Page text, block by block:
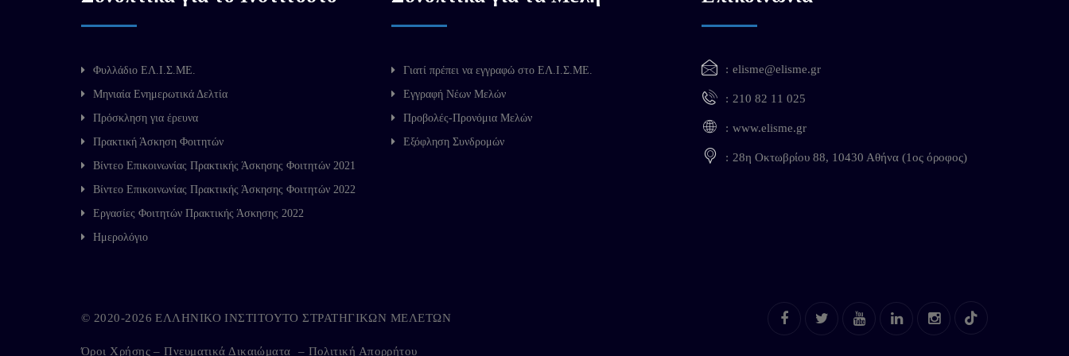
Φυλλάδιο ΕΛ.Ι.Σ.ΜΕ.
Μηνιαία Ενημερωτικά Δελτία
Πρόσκληση για έρευνα
Πρακτική Άσκηση Φοιτητών
Βίντεο Επικοινωνίας Πρακτικής Άσκησης Φοιτητών 2021
Βίντεο Επικοινωνίας Πρακτικής Άσκησης Φοιτητών 2022
Εργασίες Φοιτητών Πρακτικής Άσκησης 2022
Ημερολόγιο
Γιατί πρέπει να εγγραφώ στο ΕΛ.Ι.Σ.ΜΕ.
Εγγραφή Νέων Μελών
Προβολές-Προνόμια Μελών
Εξόφληση Συνδρομών
elisme@elisme.gr
210 82 11 025
www.elisme.gr
28η Οκτωβρίου 88, 10430 Αθήνα (1ος όροφος)
© 2020-2026 ΕΛΛΗΝΙΚΟ ΙΝΣΤΙΤΟΥΤΟ ΣΤΡΑΤΗΓΙΚΩΝ ΜΕΛΕΤΩΝ
Όροι Χρήσης – Πνευματικά Δικαιώματα – Πολιτική Απορρήτου